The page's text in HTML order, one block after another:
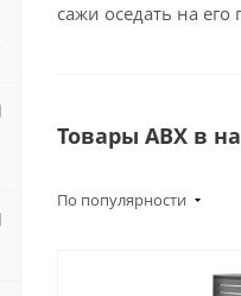
сажи оседать на его
Товары ABX в
По популярности